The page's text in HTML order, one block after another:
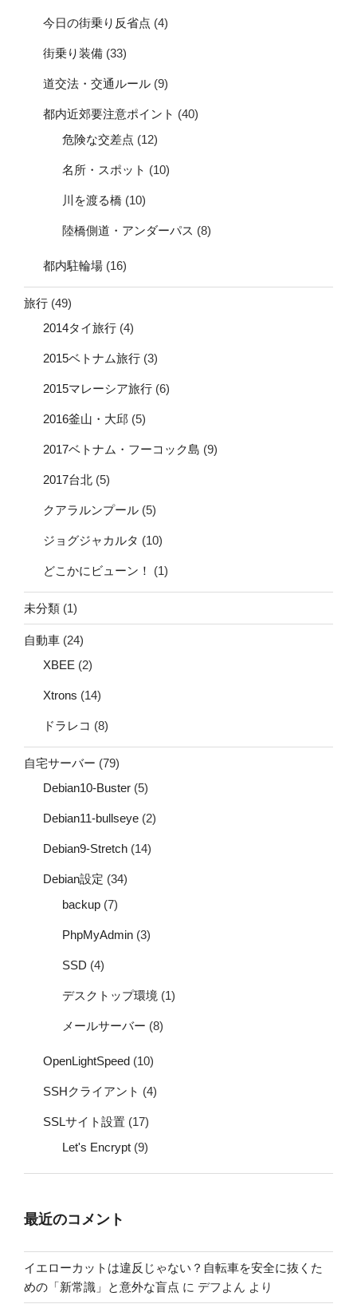
今日の街乗り反省点 (4)
街乗り装備 (33)
道交法・交通ルール (9)
都内近郊要注意ポイント (40)
危険な交差点 (12)
名所・スポット (10)
川を渡る橋 (10)
陸橋側道・アンダーパス (8)
都内駐輪場 (16)
旅行 (49)
2014タイ旅行 (4)
2015ベトナム旅行 (3)
2015マレーシア旅行 (6)
2016釜山・大邱 (5)
2017ベトナム・フーコック島 (9)
2017台北 (5)
クアラルンプール (5)
ジョグジャカルタ (10)
どこかにビューン！ (1)
未分類 (1)
自動車 (24)
XBEE (2)
Xtrons (14)
ドラレコ (8)
自宅サーバー (79)
Debian10-Buster (5)
Debian11-bullseye (2)
Debian9-Stretch (14)
Debian設定 (34)
backup (7)
PhpMyAdmin (3)
SSD (4)
デスクトップ環境 (1)
メールサーバー (8)
OpenLightSpeed (10)
SSHクライアント (4)
SSLサイト設置 (17)
Let's Encrypt (9)
最近のコメント
イエローカットは違反じゃない？自転車を安全に抜くた
めの「新常識」と意外な盲点 に デフよん より